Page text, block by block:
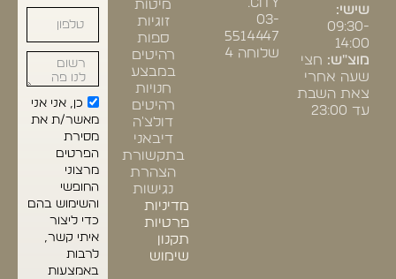
שישי:
09:30-
14:00
מוצ"ש: חצי
שעה אחרי
צאת השבת
עד 23:00
03-
5514447
שלוחה 4
מיטות
זוגיות
ספות
רהיטים
במבצע
חנויות
רהיטים
דולצ'ה
דיבאני
בתקשורת
הצהרת
נגישות
מדיניות
פרטיות
תקנון
שימוש
כן, אני אני
מאשר/ת את
מסירת
הפרטים
מרצוני
החופשי
והשימוש בהם
כדי ליצור
איתי קשר,
לרבות
באמצעות